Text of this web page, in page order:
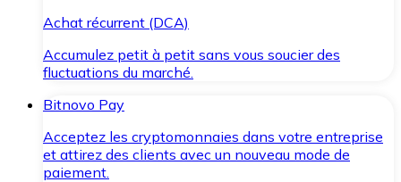
Achat récurrent (DCA)
Accumulez petit à petit sans vous soucier des
fluctuations du marché.
Bitnovo Pay
Acceptez les cryptomonnaies dans votre entreprise
et attirez des clients avec un nouveau mode de
paiement.